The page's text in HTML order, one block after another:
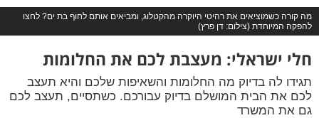
מה קורה כשמוציאים את רהיטי היוקרה מהקטלוג, ומביאים אותם לחוף בת ים? לחצו
להפקה המיוחדת (צילום: דן פרץ)
חלי ישראלי: מעצבת לכם את החלומות
תגידו לה בדיוק מה החלומות והשאיפות שלכם והיא תעצב
לכם את הבית המושלם בדיוק עבורכם. כשתסיים, תעצב לכם
גם את המשרד